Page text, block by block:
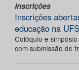
Inscrições
Inscrições
educação na UFS
Colóquio e
com submissão de